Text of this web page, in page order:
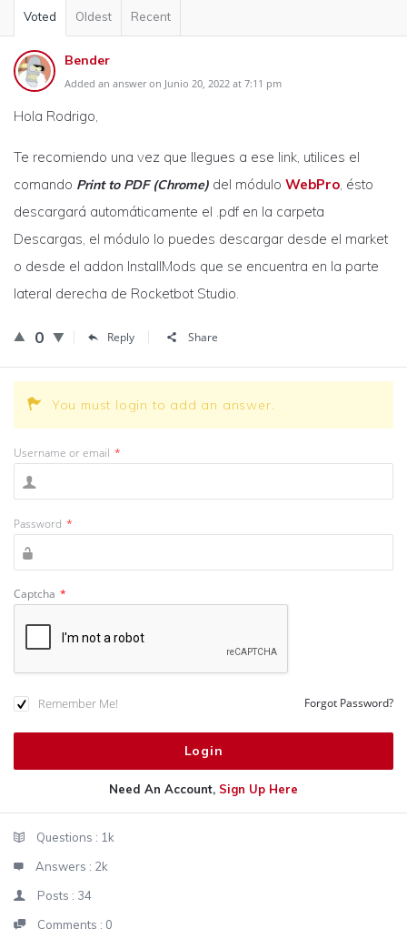
Voted Oldest Recent
Bender
Added an answer on Junio 20, 2022 at 7:11 pm
Hola Rodrigo,
Te recomiendo una vez que llegues a ese link, utilices el
comando Print to PDF (Chrome) del módulo WebPro, ésto
descargará automáticamente el .pdf en la carpeta
Descargas, el módulo lo puedes descargar desde el market
o desde el addon InstallMods que se encuentra en la parte
lateral derecha de Rocketbot Studio.
0 Reply Share
You must login to add an answer.
Username or email *
Password *
Captcha *
Remember Me! Forgot Password?
Need An Account, Sign Up Here
StatsQuestions : 1k
Answers : 2k
Posts : 34
Comments : 0